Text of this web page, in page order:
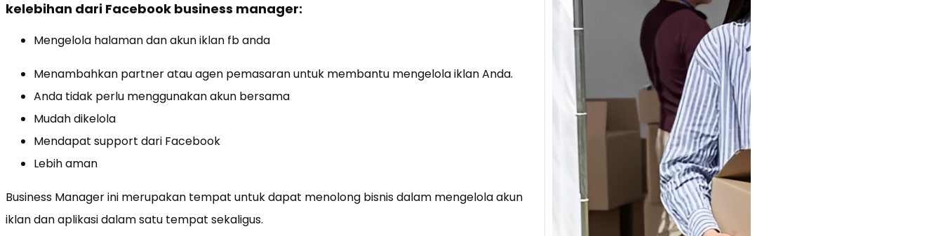
kelebihan dari Facebook business manager:
Mengelola halaman dan akun iklan fb anda
Menambahkan partner atau agen pemasaran untuk membantu mengelola iklan Anda.
Anda tidak perlu menggunakan akun bersama
Mudah dikelola
Mendapat support dari Facebook
Lebih aman
Business Manager ini merupakan tempat untuk dapat menolong bisnis dalam mengelola akun
iklan dan aplikasi dalam satu tempat sekaligus.
Tik Tok Buat
Jualan, Gimana
Strateginya ?
Baca Juga Cara
Berjualan Di Tiktokshop
TikTok menjadi tempat